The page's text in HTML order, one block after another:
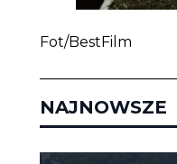
Fot/BestFilm
NAJNOWSZE